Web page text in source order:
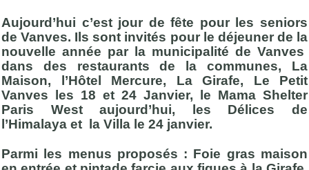
Aujourd’hui c’est jour de fête pour les seniors
de Vanves. Ils sont invités pour le déjeuner de la
nouvelle année par la municipalité de Vanves
dans des restaurants de la communes, La
Maison, l’Hôtel Mercure, La Girafe, Le Petit
Vanves les 18 et 24 Janvier, le Mama Shelter
Paris West aujourd’hui, les Délices de
l’Himalaya et la Villa le 24 janvier.
Parmi les menus proposés : Foie gras maison